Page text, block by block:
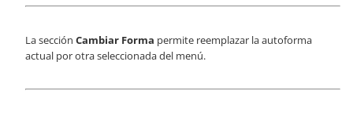
La sección Cambiar Forma permite reemplazar la autoforma
actual por otra seleccionada del menú.